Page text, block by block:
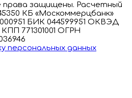
права защищены. Расчетный
КБ «Москоммерцбанк»
БИК 044599951 ОКВЭД
771301001 ОГРН
персональных данных